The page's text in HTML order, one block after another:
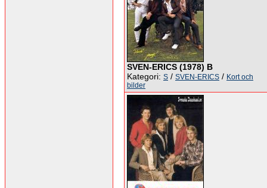
SVEN-ERICS (1978) B
Kategori: S / SVEN-ERICS / Kort och
bilder